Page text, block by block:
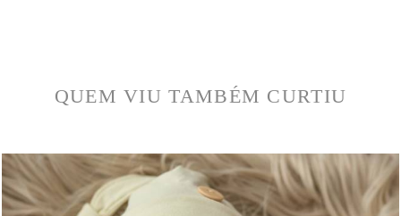
QUEM VIU TAMBÉM CURTIU